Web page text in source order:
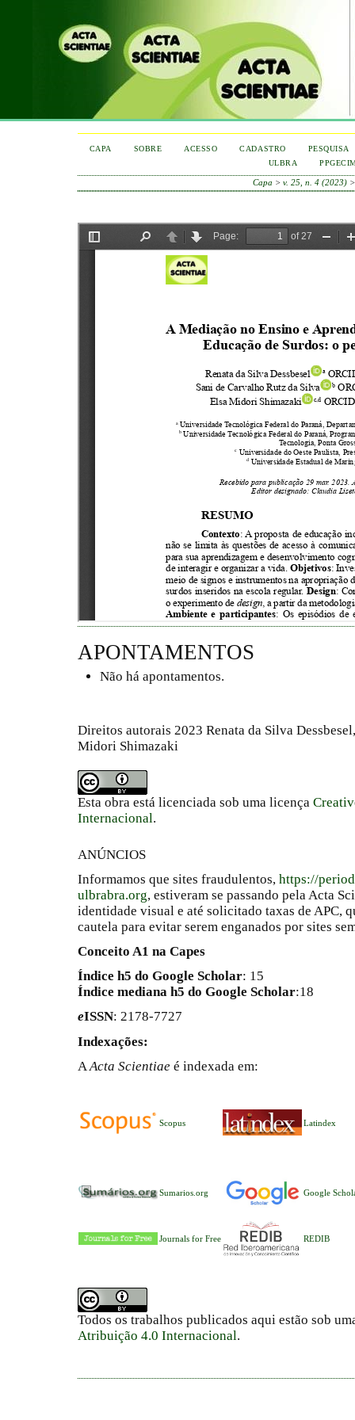
CAPA SOBRE ACESSO CADASTRO
PESQUISA
ULBRA
Capa > v. 25, n. 4 (2023)
APONTAMENTOS
Não há apontamentos.
Direitos autorais 2023 Renata da Silva
Midori Shimazaki
Esta obra está licenciada sob uma licença
Internacional.
ANÚNCIOS
Informamos que sites fraudulentos, https://
ulbrabra.org, estiveram se passando pela Acta
identidade visual e até solicitado taxas de APC,
cautela para evitar serem enganados por sites
Conceito A1 na Capes
Índice h5 do Google Scholar: 15
Índice mediana h5 do Google Scholar:18
eISSN: 2178-7727
Indexações:
AActa Scientiae é indexada em:
Scopus Latindex
Sumarios.org Google
Journals for Free REDIB
Todos os trabalhos publicados aqui estão sob
Atribuição 4.0 Internacional.